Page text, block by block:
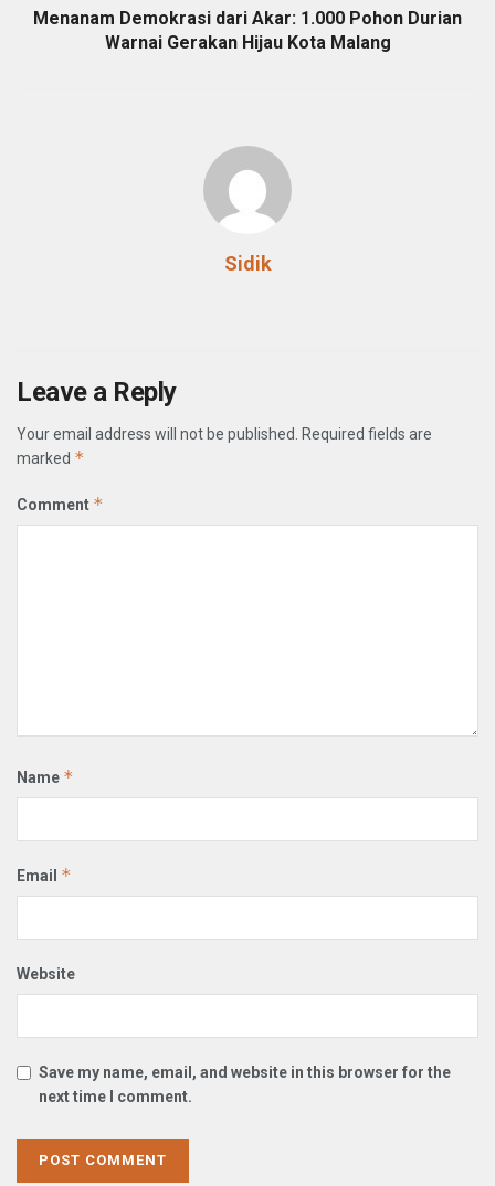
Menanam Demokrasi dari Akar: 1.000 Pohon Durian
Warnai Gerakan Hijau Kota Malang
Sidik
Leave a Reply
Your email address will not be published. Required fields are
marked *
Comment *
Name *
Email *
Website
Save my name, email, and website in this browser for the
next time I comment.